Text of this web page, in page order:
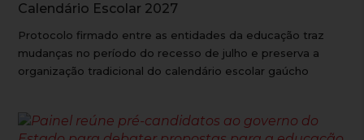
Calendário Escolar 2027
Protocolo firmado entre as entidades da educação traz
mudanças no período do recesso de julho e preserva a
organização tradicional do calendário escolar gaúcho